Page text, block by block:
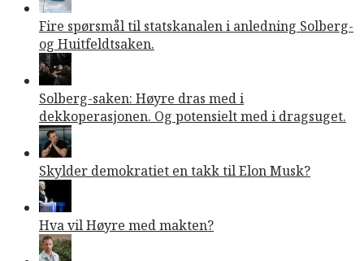
Fire spørsmål til statskanalen i anledning Solberg-
og Huitfeldtsaken.
Solberg-saken: Høyre dras med i
dekkoperasjonen. Og potensielt med i dragsuget.
Skylder demokratiet en takk til Elon Musk?
Hva vil Høyre med makten?